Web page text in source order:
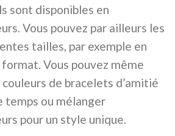
sont disponibles en
Vous pouvez par ailleurs les
tailles, par exemple en
Vous pouvez même
de bracelets d’amitié
temps ou mélanger
pour un style unique.